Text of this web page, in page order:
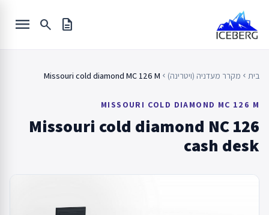
content
description
search
menu
בית chevron_left מקרר מעדניה (ויטרינה) chevron_left
Missouri cold diamond MC 126 M
MISSOURI COLD DIAMOND MC 126 M
Missouri cold diamond NC 126
cash desk